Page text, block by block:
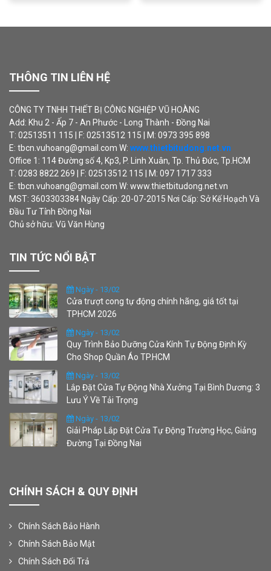
THÔNG TIN LIÊN HỆ
CÔNG TY TNHH THIẾT BỊ CÔNG NGHIỆP VŨ HOÀNG
Add: Khu 2 - Ấp 7 - An Phước - Long Thành - Đồng Nai
T: 02513511 115 | F: 02513512 115 | M: 0973 395 898
E: tbcn.vuhoang@gmail.com W: www.thietbitudong.net.vn
Office 1: 114 Đường số 4, Kp3, P. Linh Xuân, Tp. Thủ Đức, Tp.HCM
T: 0283 8822 269 | F: 02513512 115 | M: 097 1717 333
E: tbcn.vuhoang@gmail.com W: www.thietbitudong.net.vn
MST: 3603303384 Ngày Cấp: 20-07-2015 Nơi Cấp: Sở Kế Hoạch Và
Đầu Tư Tỉnh Đồng Nai
Chủ sở hữu: Vũ Văn Hùng
TIN TỨC NỔI BẬT
Ngày - 13/02
Cửa trượt cong tự động chính hãng, giá tốt tại
TPHCM 2026
Ngày - 13/02
Quy Trình Bảo Dưỡng Cửa Kính Tự Động Định Kỳ
Cho Shop Quần Áo TP.HCM
Ngày - 13/02
Lắp Đặt Cửa Tự Động Nhà Xưởng Tại Bình Dương: 3
Lưu Ý Về Tải Trọng
Ngày - 13/02
Giải Pháp Lắp Đặt Cửa Tự Động Trường Học, Giảng
Đường Tại Đồng Nai
CHÍNH SÁCH & QUY ĐỊNH
Chính Sách Bảo Hành
Chính Sách Bảo Mật
Chính Sách Đổi Trả